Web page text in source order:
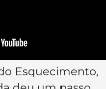
Esquecimento,